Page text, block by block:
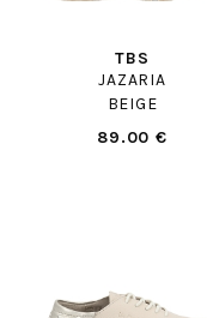
TBS
JAZARIA
BEIGE
89.00 €